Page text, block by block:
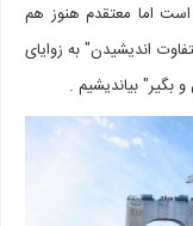
اما معتقدم هنوز هم
اندیشیدن" به زوایای
بیاندیشیم .